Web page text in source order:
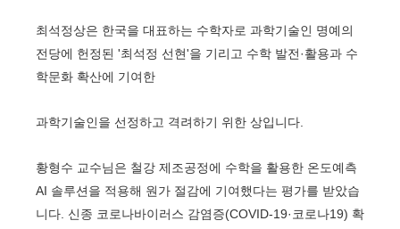
최석정상은 한국을 대표하는 수학자로 과학기술인 명예의
전당에 헌정된 '최석정 선현'을 기리고 수학 발전·활용과 수
학문화 확산에 기여한
과학기술인을 선정하고 격려하기 위한 상입니다.
황형수 교수님은 철강 제조공정에 수학을 활용한 온도예측
AI 솔루션을 적용해 원가 절감에 기여했다는 평가를 받았습
니다. 신종 코로나바이러스 감염증(COVID-19·코로나19) 확